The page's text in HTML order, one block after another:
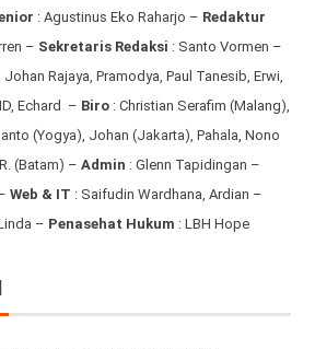
: Agustinus Eko Raharjo – Redaktur
– Sekretaris Redaksi : Santo Vormen –
Rajaya, Pramodya, Paul Tanesib, Erwi,
Echard – Biro: Christian Serafim (Malang),
(Yogya), Johan (Jakarta), Pahala, Nono
(Batam) – Admin : Glenn Tapidingan –
Web & IT : Saifudin Wardhana, Ardian –
– Penasehat Hukum : LBH Hope